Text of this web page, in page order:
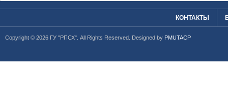
КОНТАКТЫ
Copyright © 2026 ГУ "РПСХ". All Rights Reserved. Designed by PMUTACP